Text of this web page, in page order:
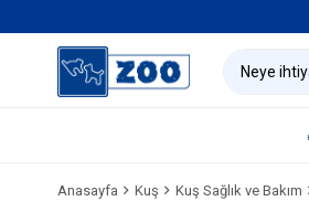
Anasayfa Kuş Kuş Sağlık ve Bakım